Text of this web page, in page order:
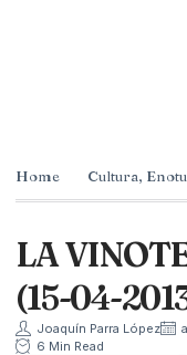
Home Cultura,
LA
(15-04-
Joaquín Parra López
6 Min Read